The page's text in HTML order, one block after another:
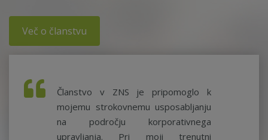
Več o članstvu
Članstvo v ZNS je pripomoglo k
mojemu strokovnemu usposabljanju
na področju korporativnega
upravljanja. Pri moji trenutni